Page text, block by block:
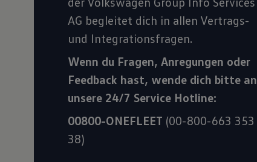
AG begleitet dich in allen Vertrags-
und Integrationsfragen.
Wenn du Fragen, Anregungen oder
Feedback hast, wende dich bitte an
unsere 24/7 Service Hotline:
00800-ONEFLEET (00-800-663 353
38)